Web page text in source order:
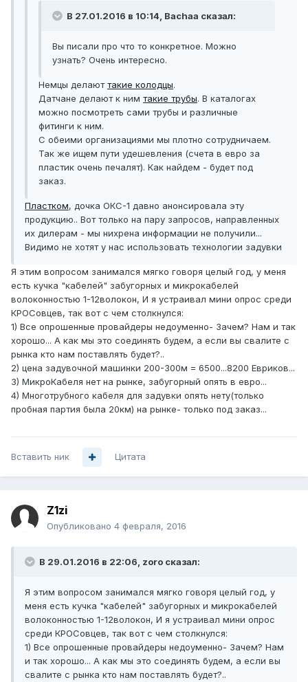
В 27.01.2016 в 10:14, Bachaa сказал:
Вы писали про что то конкретное. Можно
узнать? Очень интересно.
Немцы делаюттакие колодцы.
Датчане делают к ним такие трубы. В каталогах
можно посмотреть сами трубы и различные
фитинги к ним.
С обеими организациями мы плотно сотрудничаем.
Так же ищем пути удешевления (счета в евро за
пластик очень печалят). Как найдем - будет под
заказ.
Пластком, дочка ОКС-1 давно анонсировала эту
продукцию.. Вот только на пару запросов, направленных
их дилерам - мы нихрена информации не получили...
Видимо не хотят у нас использовать технологии задувки
Я этим вопросом занимался мягко говоря целый год, у меня
есть кучка "кабелей" забугорных и микрокабелей
волоконностью 1-12волокон, И я устраивал мини опрос среди
КРОСовцев, так вот с чем столкнулся:
1) Все опрошенные провайдеры недоуменно- Зачем? Нам и так
хорошо... А как мы это соединять будем, а если вы свалите с
рынка кто нам поставлять будет?..
2) цена задувочной машинки 200-300м = 6500...8200 Евриков...
3) МикроКабеля нет на рынке, забугорный опять в евро...
4) Многотрубного кабеля для задувки опять нету(только
пробная партия была 20км) на рынке- только под заказ...
Вставить ник Цитата
Z1zi
Опубликовано 4 февраля, 2016
В 29.01.2016 в 22:06, zoro сказал:
Я этим вопросом занимался мягко говоря целый год, у
меня есть кучка "кабелей" забугорных и микрокабелей
волоконностью 1-12волокон, И я устраивал мини опрос
среди КРОСовцев, так вот с чем столкнулся:
1) Все опрошенные провайдеры недоуменно- Зачем? Нам
и так хорошо... А как мы это соединять будем, а если вы
свалите с рынка кто нам поставлять будет?..